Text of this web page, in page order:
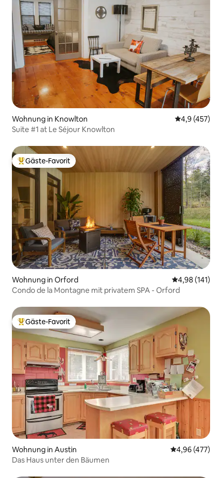
Wohnung in Knowlton
4,9 (457)
Suite #1 at Le Séjour Knowlton
Beliebter Gäste-Favorit.
Gäste-Favorit
Wohnung in Orford
4,98 (141)
Condo de la Montagne mit privatem SPA - Orford
Beliebter Gäste-Favorit.
Gäste-Favorit
Wohnung in Austin
4,96 (477)
Das Haus unter den Bäumen